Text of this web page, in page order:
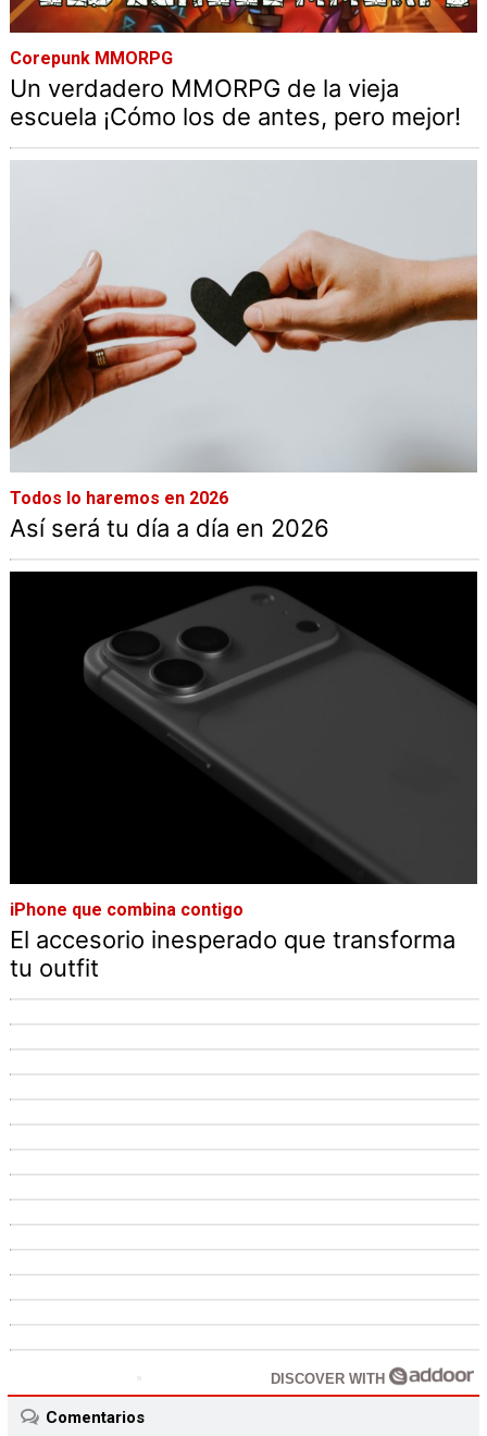
Corepunk MMORPG
Un verdadero MMORPG de la vieja
escuela ¡Cómo los de antes, pero mejor!
Todos lo haremos en 2026
Así será tu día a día en 2026
iPhone que combina contigo
El accesorio inesperado que transforma
tu outfit
DISCOVER WITH
Comentarios